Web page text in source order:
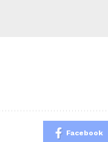
Facebook